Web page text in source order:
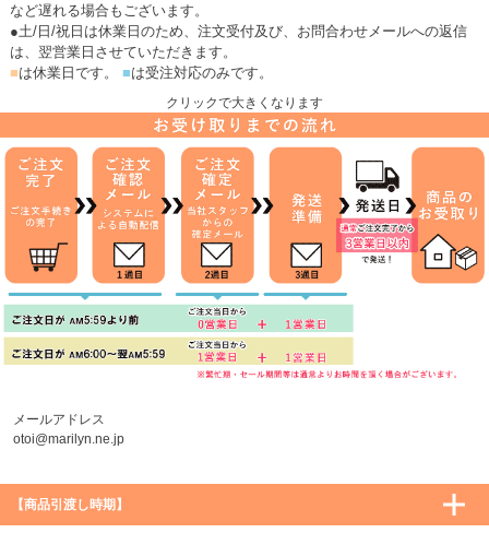
など遅れる場合もございます。
●土/日/祝日は休業日のため、注文受付及び、お問合わせメールへの返信
は、翌営業日させていただきます。
■は休業日です。 ■は受注対応のみです。
クリックで大きくなります
メールアドレス
otoi@marilyn.ne.jp
【商品引渡し時期】